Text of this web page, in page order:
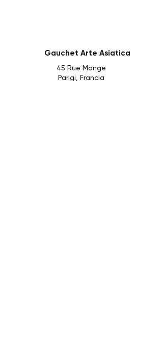
Gauchet Arte Asiatica
45 Rue Monge
Parigi, Francia